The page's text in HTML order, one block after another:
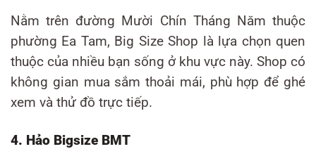
Nằm trên đường Mười Chín Tháng Năm thuộc
phường Ea Tam, Big Size Shop là lựa chọn quen
thuộc của nhiều bạn sống ở khu vực này. Shop có
không gian mua sắm thoải mái, phù hợp để ghé
xem và thử đồ trực tiếp.
4. Hảo Bigsize BMT